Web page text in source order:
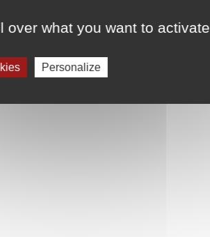
what you want to activate
Personalize